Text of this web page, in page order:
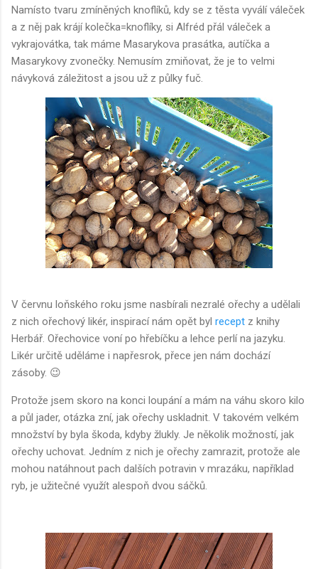
Namísto tvaru zmíněných knoflíků, kdy se z těsta vyválí váleček
a z něj pak krájí kolečka=knoflíky, si Alfréd přál váleček a
vykrajovátka, tak máme Masarykova prasátka, autíčka a
Masarykovy zvonečky. Nemusím zmiňovat, že je to velmi
návyková záležitost a jsou už z půlky fuč.
V červnu loňského roku jsme nasbírali nezralé ořechy a udělali
z nich ořechový likér, inspirací nám opět byl recept z knihy
Herbář. Ořechovice voní po hřebíčku a lehce perlí na jazyku.
Likér určitě uděláme i napřesrok, přece jen nám dochází
zásoby. 😉
Protože jsem skoro na konci loupání a mám na váhu skoro kilo
a půl jader, otázka zní, jak ořechy uskladnit. V takovém velkém
množství by byla škoda, kdyby žlukly. Je několik možností, jak
ořechy uchovat. Jedním z nich je ořechy zamrazit, protože ale
mohou natáhnout pach dalších potravin v mrazáku, například
ryb, je užitečné využít alespoň dvou sáčků.